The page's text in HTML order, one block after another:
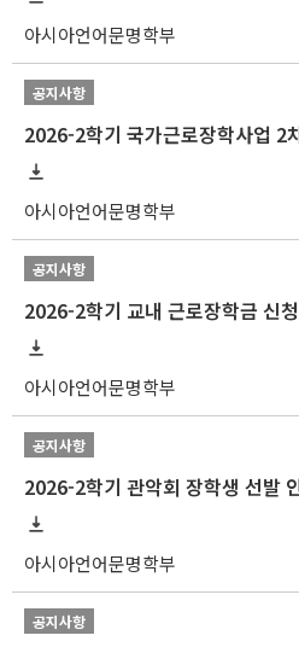
아시아언어문명학부
공지사항
2026-2학기 국가근로장학사업 2
아시아언어문명학부
공지사항
2026-2학기 교내 근로장학금 신
아시아언어문명학부
공지사항
2026-2학기 관악회 장학생 선발
아시아언어문명학부
공지사항